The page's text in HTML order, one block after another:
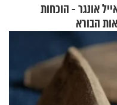
אונגר - הוכחות
הבורא